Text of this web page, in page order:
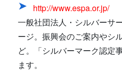
http://www.espa.or.jp/
一般社団法人・シルバーサ
ージ。振興会のご案内やシ
ど。「シルバーマーク認定
ます。